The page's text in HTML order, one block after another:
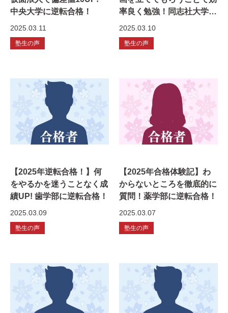
中央大学に逆転合格！
2025.03.11
塾生の声
率良く勉強！同志社大学に
逆転合格！
2025.03.10
塾生の声
【2025年逆転合格！】何
をやるかを迷うことなく成
績UP! 歯学部に逆転合格！
2025.03.09
塾生の声
【2025年合格体験記】わ
からないところを徹底的に
質問！薬学部に逆転合格！
2025.03.07
塾生の声